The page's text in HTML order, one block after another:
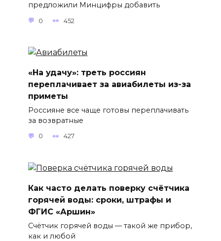
предложили Минцифры добавить
0 452
«На удачу»: треть россиян
переплачивает за авиабилеты из-за
приметы
Россияне все чаще готовы переплачивать
за возвратные
0 427
Как часто делать поверку счётчика
горячей воды: сроки, штрафы и
ФГИС «Аршин»
Счётчик горячей воды — такой же прибор,
как и любой